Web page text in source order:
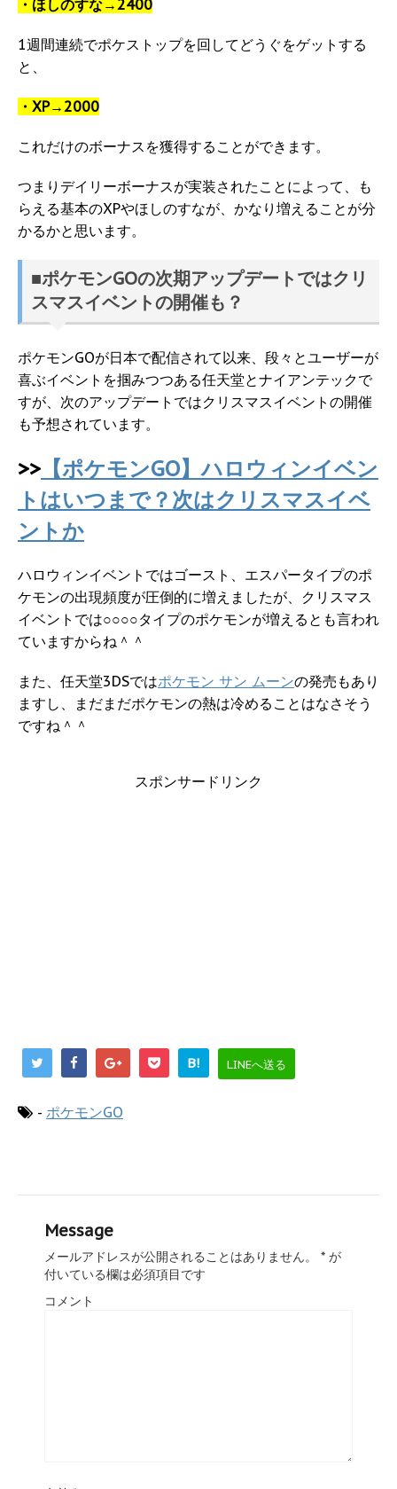
・ほしのすな→2400
1週間連続でポケストップを回してどうぐをゲットする
と、
・XP→2000
これだけのボーナスを獲得することができます。
つまりデイリーボーナスが実装されたことによって、も
らえる基本のXPやほしのすなが、かなり増えることが分
かるかと思います。
■ポケモンGOの次期アップデートではクリ
スマスイベントの開催も？
ポケモンGOが日本で配信されて以来、段々とユーザーが
喜ぶイベントを掴みつつある任天堂とナイアンテックで
すが、次のアップデートではクリスマスイベントの開催
も予想されています。
>> 【ポケモンGO】ハロウィンイベン
トはいつまで？次はクリスマスイベ
ントか
ハロウィンイベントではゴースト、エスパータイプのポ
ケモンの出現頻度が圧倒的に増えましたが、クリスマス
イベントでは○○○○タイプのポケモンが増えるとも言われ
ていますからね＾＾
また、任天堂3DSではポケモン サン ムーンの発売もあり
ますし、まだまだポケモンの熱は冷めることはなさそう
ですね＾＾
スポンサードリンク
B! LINEへ送る
- ポケモンGO
Message
メールアドレスが公開されることはありません。 * が
付いている欄は必須項目です
コメント